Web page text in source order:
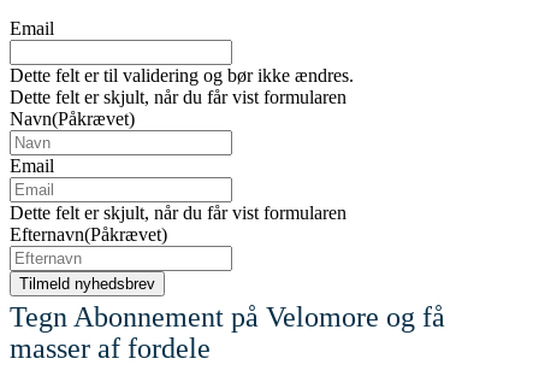
Email
Dette felt er til validering og bør ikke ændres.
Dette felt er skjult, når du får vist formularen
Navn(Påkrævet)
Email
Dette felt er skjult, når du får vist formularen
Efternavn(Påkrævet)
Tegn Abonnement på Velomore og få
masser af fordele